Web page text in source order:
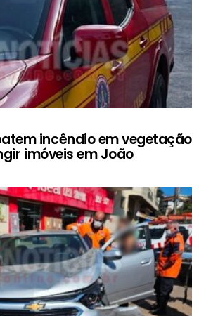
incêndio em vegetação
imóveis em João